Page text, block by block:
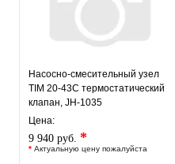
Насосно-смесительный узел
TIM 20-43С термостатический
клапан, JH-1035
Цена:
9 940 руб. *
* Актуальную цену пожалуйста